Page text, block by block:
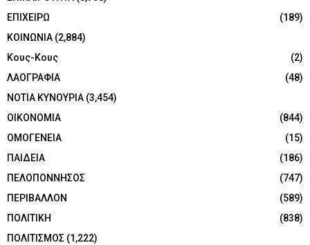
ΕΠΙΧΕΙΡΩ
(189)
ΚΟΙΝΩΝΙΑ (2,884)
Κους-Κους
(2)
ΛΑΟΓΡΑΦΙΑ
(48)
ΝΟΤΙΑ ΚΥΝΟΥΡΙΑ (3,454)
ΟΙΚΟΝΟΜΙΑ
(844)
ΟΜΟΓΕΝΕΙΑ
(15)
ΠΑΙΔΕΙΑ
(186)
ΠΕΛΟΠΟΝΝΗΣΟΣ
(747)
ΠΕΡΙΒΑΛΛΟΝ
(589)
ΠΟΛΙΤΙΚΗ
(838)
ΠΟΛΙΤΙΣΜΟΣ (1,222)